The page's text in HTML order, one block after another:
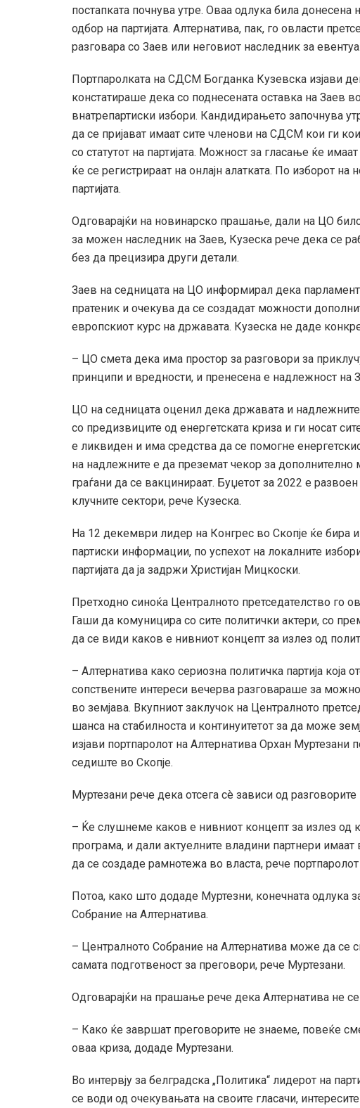
постапката почнува утре. Оваа одлука била
одбор на партијата. Алтернатива, пак, го овласти
разговара со Заев или неговиот наследник за
Портпаролката на СДСМ Богданка Кузевска изјави
констатираше дека со поднесената оставка на Заев
внатрепартиски избори. Кандидирањето започнува
да се пријават имаат сите членови на СДСМ кои ги
со статутот на партијата. Можност за гласање ќе
ќе се регистрираат на онлајн алатката. По изборот
партијата.
Одговарајќи на новинарско прашање, дали на ЦО
за можен наследник на Заев, Кузеска рече дека се
без да прецизира други детали.
Заев на седницата на ЦО информирал дека
пратеник и очекува да се создадат можности
европскиот курс на државата. Кузеска не даде
– ЦО смета дека има простор за разговори за
принципи и вредности, и пренесена е надлежност на
ЦО на седницата оценил дека државата и
со предизвиците од енергетската криза и ги носат
е ликвиден и има средства да се помогне
на надлежните е да преземат чекор за
граѓани да се вакцинираат. Буџетот за 2022 е
клучните сектори, рече Кузеска.
На 12 декември лидер на Конгрес во Скопје ќе
партиски информации, по успехот на локалните
партијата да ја задржи Христијан Мицкоски.
Претходно синоќа Централното претседателство го
Гаши да комуницира со сите политички актери, со
да се види каков е нивниот концепт за излез од
– Алтернатива како сериозна политичка партија која
сопствените интереси вечерва разговараше за
во земјава. Вкупниот заклучок на Централното
шанса на стабилноста и континуитетот за да може
изјави портпаролот на Алтернатива Орхан
седиште во Скопје.
Муртезани рече дека отсега сè зависи од
– Ќе слушнеме каков е нивниот концепт за излез од
програма, и дали актуелните владини партнери имаат
да се создаде рамнотежа во власта, рече
Потоа, како што додаде Муртезни, конечната одлука
Собрание на Алтернатива.
– Централното Собрание на Алтернатива може да се
самата подготвеност за преговори, рече Муртезани.
Одговарајќи на прашање рече дека Алтернатива не се
– Како ќе завршат преговорите не знаеме, повеќе
оваа криза, додаде Муртезани.
Во интервју за белградска „Политика“ лидерот на
се води од очекувањата на своите гласачи,